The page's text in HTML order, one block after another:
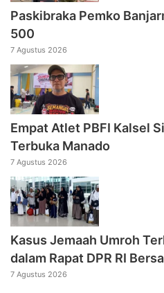
Paskibraka Pemko
500
7 Agustus 2026
Empat Atlet PBFI Kalsel
Terbuka Manado
7 Agustus 2026
Kasus Jemaah Umroh
dalam Rapat DPR RI
7 Agustus 2026